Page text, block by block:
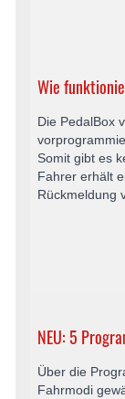
Wie
Die PedalBox
Somit gibt es
Fahrer erhält
Rückmeldung
NEU: 5
Über die
Fahrmodi